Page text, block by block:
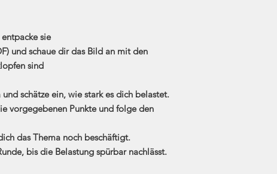
sie
und schaue dir das Bild an mit den
sind
schätze ein, wie stark es dich belastet.
vorgegebenen Punkte und folge den
das Thema noch beschäftigt.
bis die Belastung spürbar nachlässt.